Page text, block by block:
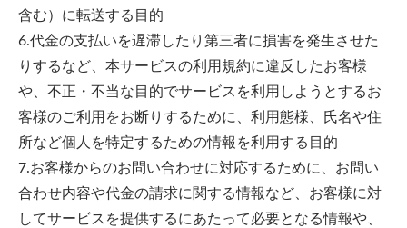
含む）に転送する目的
6.代金の支払いを遅滞したり第三者に損害を発生させた
りするなど、本サービスの利用規約に違反したお客様
や、不正・不当な目的でサービスを利用しようとするお
客様のご利用をお断りするために、利用態様、氏名や住
所など個人を特定するための情報を利用する目的
7.お客様からのお問い合わせに対応するために、お問い
合わせ内容や代金の請求に関する情報など、お客様に対
してサービスを提供するにあたって必要となる情報や、